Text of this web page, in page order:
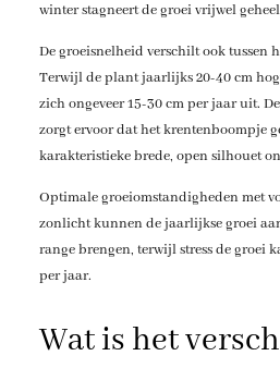
winter stagneert de groei vrijwel
De groeisnelheid verschilt ook tussen
Terwijl de plant jaarlijks 20-40 cm
zich ongeveer 15-30 cm per jaar uit.
zorgt ervoor dat het krentenboompje
karakteristieke brede, open silhouet
Optimale groeiomstandigheden met
zonlicht kunnen de jaarlijkse groei
range brengen, terwijl stress de groei
per jaar.
Wat is het